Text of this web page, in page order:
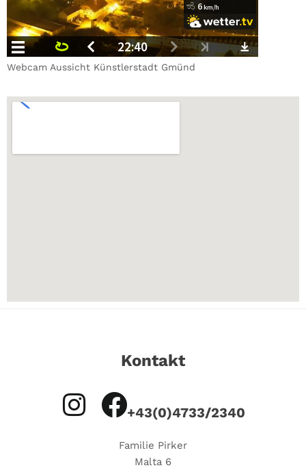
Webcam Aussicht Künstlerstadt Gmünd
Kontakt
+43(0)4733/2340
Familie Pirker
Malta 6